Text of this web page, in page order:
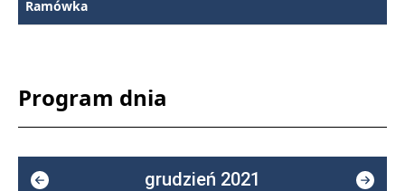
Ramówka
Program dnia
grudzień 2021